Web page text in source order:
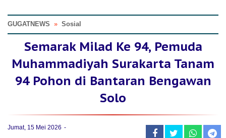
GUGATNEWS » Sosial
Semarak Milad Ke 94, Pemuda
Muhammadiyah Surakarta Tanam
94 Pohon di Bantaran Bengawan
Solo
Jumat, 15 Mei 2026